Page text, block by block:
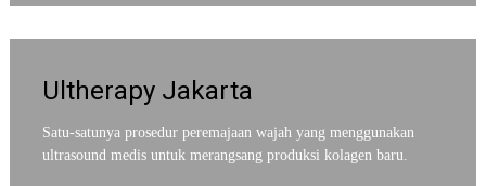
Ultherapy Jakarta
Satu-satunya prosedur peremajaan wajah yang menggunakan
ultrasound medis untuk merangsang produksi kolagen baru.